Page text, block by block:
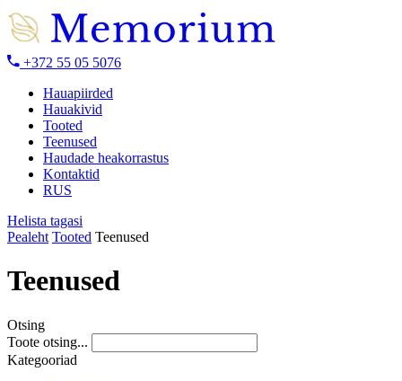
+372 55 05 5076
Hauapiirded
Hauakivid
Tooted
Teenused
Haudade heakorrastus
Kontaktid
RUS
Helista tagasi
Pealeht Tooted Teenused
Teenused
Otsing
Toote otsing...
Kategooriad